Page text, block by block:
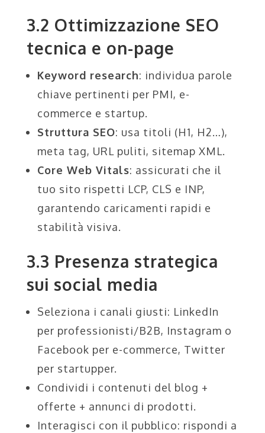
3.2 Ottimizzazione SEO
tecnica e on-page
Keyword research: individua parole
chiave pertinenti per PMI, e-
commerce e startup.
Struttura SEO: usa titoli (H1, H2…),
meta tag, URL puliti, sitemap XML.
Core Web Vitals: assicurati che il
tuo sito rispetti LCP, CLS e INP,
garantendo caricamenti rapidi e
stabilità visiva.
3.3 Presenza strategica
sui social media
Seleziona i canali giusti: LinkedIn
per professionisti/B2B, Instagram o
Facebook per e-commerce, Twitter
per startupper.
Condividi i contenuti del blog +
offerte + annunci di prodotti.
Interagisci con il pubblico: rispondi a